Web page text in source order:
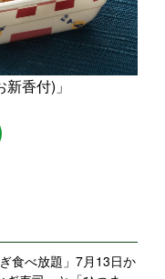
香付)」
食べ放題」7月13日か